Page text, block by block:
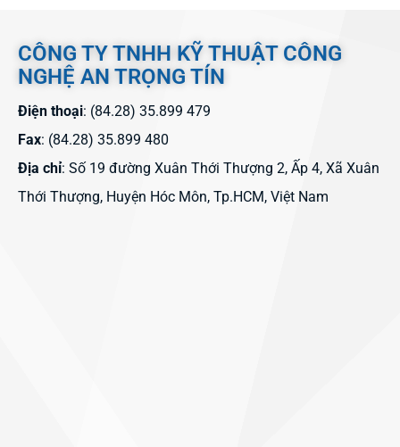
CÔNG TY TNHH KỸ THUẬT CÔNG
NGHỆ AN TRỌNG TÍN
Điện thoại: (84.28) 35.899 479
Fax: (84.28) 35.899 480
Địa chỉ: Số 19 đường Xuân Thới Thượng 2, Ấp 4, Xã Xuân
Thới Thượng, Huyện Hóc Môn, Tp.HCM, Việt Nam